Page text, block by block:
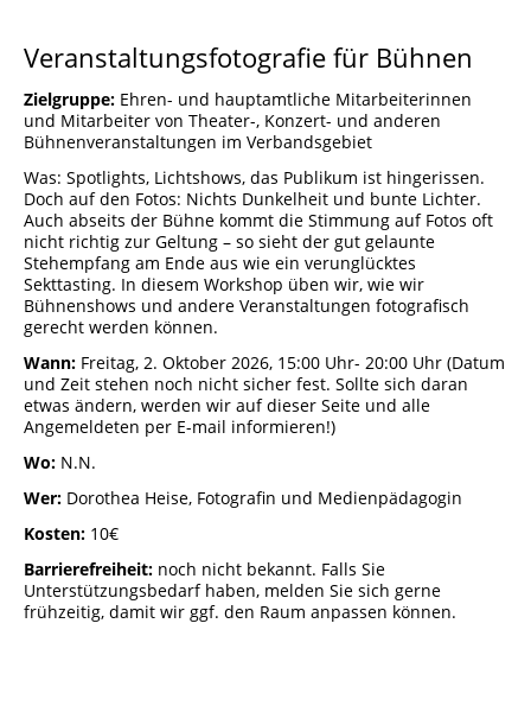
Veranstaltungsfotografie für Bühnen
Zielgruppe: Ehren- und hauptamtliche Mitarbeiterinnen
und Mitarbeiter von Theater-, Konzert- und anderen
Bühnenveranstaltungen im Verbandsgebiet
Was: Spotlights, Lichtshows, das Publikum ist hingerissen.
Doch auf den Fotos: Nichts Dunkelheit und bunte Lichter.
Auch abseits der Bühne kommt die Stimmung auf Fotos oft
nicht richtig zur Geltung – so sieht der gut gelaunte
Stehempfang am Ende aus wie ein verunglücktes
Sekttasting. In diesem Workshop üben wir, wie wir
Bühnenshows und andere Veranstaltungen fotografisch
gerecht werden können.
Wann: Freitag, 2. Oktober 2026, 15:00 Uhr- 20:00 Uhr (Datum
und Zeit stehen noch nicht sicher fest. Sollte sich daran
etwas ändern, werden wir auf dieser Seite und alle
Angemeldeten per E-mail informieren!)
Wo: N.N.
Wer: Dorothea Heise, Fotografin und Medienpädagogin
Kosten: 10€
Barrierefreiheit: noch nicht bekannt. Falls Sie
Unterstützungsbedarf haben, melden Sie sich gerne
frühzeitig, damit wir ggf. den Raum anpassen können.